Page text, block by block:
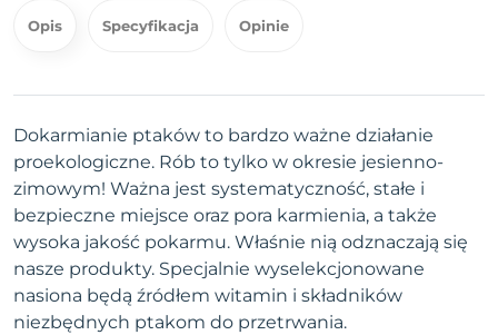
Opis Specyfikacja Opinie
Dokarmianie ptaków to bardzo ważne działanie
proekologiczne. Rób to tylko w okresie jesienno-
zimowym! Ważna jest systematyczność, stałe i
bezpieczne miejsce oraz pora karmienia, a także
wysoka jakość pokarmu. Właśnie nią odznaczają się
nasze produkty. Specjalnie wyselekcjonowane
nasiona będą źródłem witamin i składników
niezbędnych ptakom do przetrwania.